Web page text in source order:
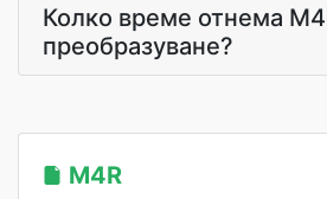
Колко време отнема
преобразуване?
M4R